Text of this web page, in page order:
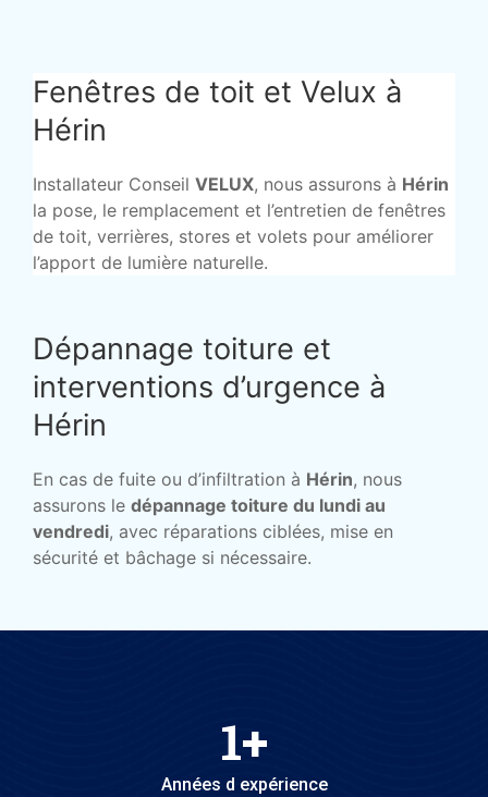
Fenêtres de toit et Velux à
Hérin
Installateur Conseil VELUX, nous assurons à Hérin
la pose, le remplacement et l’entretien de fenêtres
de toit, verrières, stores et volets pour améliorer
l’apport de lumière naturelle.
Dépannage toiture et
interventions d’urgence à
Hérin
En cas de fuite ou d’infiltration à Hérin, nous
assurons le dépannage toiture du lundi au
vendredi, avec réparations ciblées, mise en
sécurité et bâchage si nécessaire.
1+
Années d expérience